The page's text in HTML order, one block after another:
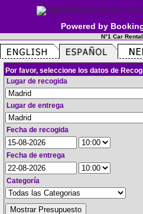
Powered by
N°1 Car
Por favor, seleccione los datos de
Lugar de recogida
Lugar de entrega
Fecha de recogida
Fecha de entrega
Categoría